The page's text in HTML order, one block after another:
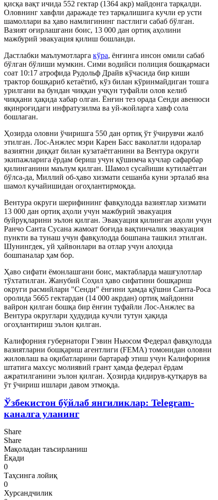
қисқа вақт ичида 552 гектар (1364 акр) майдонга тарқалди.
Оловнинг хавфли даражаде тез тарқалишига кучли ер усти
шамоллари ва ҳаво намлигининг пастлиги сабаб бўлган.
Вазият оғирлашгани боис, 13 000 дан ортиқ аҳолини
мажбурий эвакуация қилиш бошланди.
Дастлабки маълумотларга кўра, ёнғинга инсон омили сабаб
бўлган бўлиши мумкин. Сими водийси полиция бошқармаси
соат 10:17 атрофида Рудольф Драйв кўчасида бир киши
трактор бошқариб кетаётиб, кўз билан кўринмайдиган тошга
урилгани ва бундан чиққан учқун туфайли олов келиб
чиққани ҳақида хабар олган. Ёнғин тез орада Сенди авенюси
яқинроғидаги инфратузилма ва уй-жойларга хавф сола
бошлаган.
Ҳозирда оловни ўчиришга 550 дан ортиқ ўт ўчирувчи жалб
этилган. Лос-Анжлес мэри Карен Басс ваколатли идоралар
вазиятни диққат билан кузатаётганини ва Вентура округи
экипажларига ёрдам бериш учун қўшимча кучлар сафарбар
қилинганини маълум қилган. Шамол сусайиши кутилаётган
бўлса-да, Миллий об-ҳаво хизмати сешанба куни эрталаб яна
шамол кучайишидан огоҳлантирмоқда.
Вентура округи шерифининг фавқулодда вазиятлар хизмати
13 000 дан ортиқ аҳоли учун мажбурий эвакуация
буйруқларини эълон қилган. Эвакуация қилинган аҳоли учун
Ранчо Санта Сусана жамоат боғида вақтинчалик эвакуация
пункти ва тунаш учун фавқулодда бошпана ташкил этилган.
Шунингдек, уй ҳайвонлари ва отлар учун алоҳида
бошпаналар ҳам бор.
Ҳаво сифати ёмонлашгани боис, мактабларда машғулотлар
тўхтатилган. Жанубий Соҳил ҳаво сифатини бошқариш
округи расмийлари "Сенди" ёнғини ҳамда қўшни Санта-Роса
оролида 5665 гектардан (14 000 акрдан) ортиқ майдонни
вайрон қилган бошқа бир ёнғин туфайли Лос-Анжлес ва
Вентура округлари ҳудудида кучли тутун ҳақида
огоҳлантириш эълон қилган.
Калифорния губернатори Гэвин Ньюсом Федерал фавқулодда
вазиятларни бошқариш агентлиги (FEMA) томонидан оловни
жиловлаш ва оқибатларини бартараф этиш учун Калифорния
штатига махсус молиявий грант ҳамда федерал ёрдам
ажратилганини эълон қилган. Ҳозирда қидирув-қутқарув ва
ўт ўчириш ишлари давом этмоқда.
Ўзбекистон бўйлаб янгиликлар: Telegram-
каналга уланинг
Share
Share
Мақоладан таъсирланиш
Ёқади
0
Таҳсинга лойиқ
0
Хурсандчилик